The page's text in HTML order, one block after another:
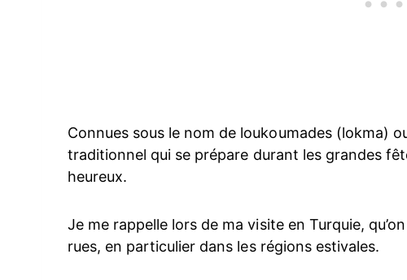
Connues sous le nom de loukoumades (lokma)
traditionnel qui se prépare durant les grandes
heureux.
Je me rappelle lors de ma visite en Turquie,
rues, en particulier dans les régions estivales.